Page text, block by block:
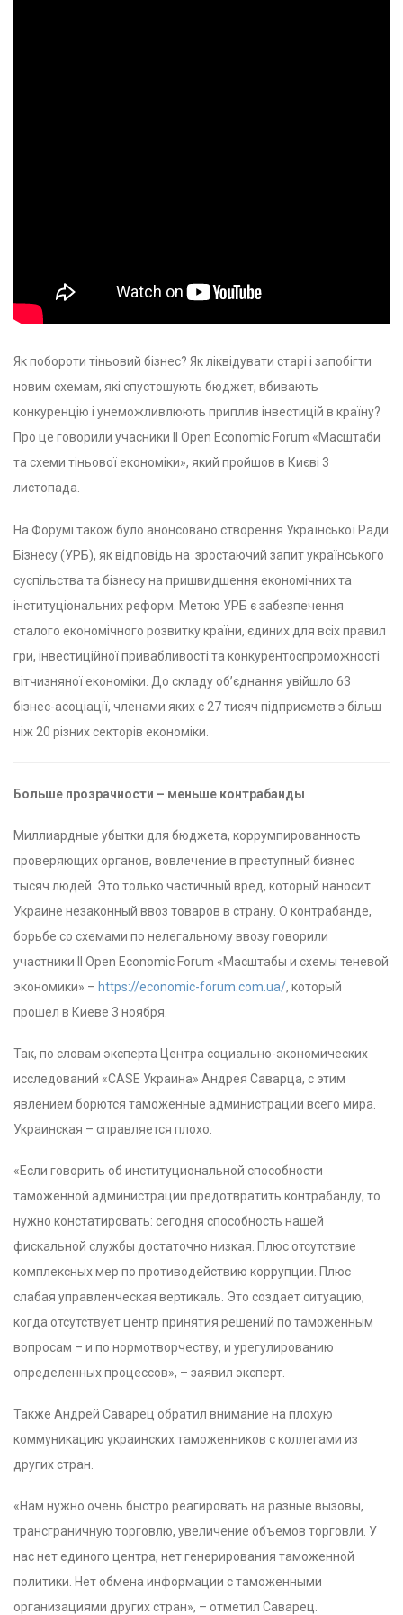
Як побороти тіньовий бізнес? Як ліквідувати старі і запобігти
новим схемам, які спустошують бюджет, вбивають
конкуренцію і унеможливлюють приплив інвестицій в країну?
Про це говорили учасники II Open Economic Forum «Масштаби
та схеми тіньової економіки», який пройшов в Києві 3
листопада.
На Форумі також було анонсовано створення Української Ради
Бізнесу (УРБ), як відповідь на зростаючий запит українського
суспільства та бізнесу на пришвидшення економічних та
інституціональних реформ. Метою УРБ є забезпечення
сталого економічного розвитку країни, єдиних для всіх правил
гри, інвестиційної привабливості та конкурентоспроможності
вітчизняної економіки. До складу об’єднання увійшло 63
бізнес-асоціації, членами яких є 27 тисяч підприємств з більш
ніж 20 різних секторів економіки.
Больше прозрачности – меньше контрабанды
Миллиардные убытки для бюджета, коррумпированность
проверяющих органов, вовлечение в преступный бизнес
тысяч людей. Это только частичный вред, который наносит
Украине незаконный ввоз товаров в страну. О контрабанде,
борьбе со схемами по нелегальному ввозу говорили
участники II Open Economic Forum «Масштабы и схемы теневой
экономики» – https://economic-forum.com.ua/, который
прошел в Киеве 3 ноября.
Так, по словам эксперта Центра социально-экономических
исследований «CASE Украина» Андрея Саварца, с этим
явлением борются таможенные администрации всего мира.
Украинская – справляется плохо.
«Если говорить об институциональной способности
таможенной администрации предотвратить контрабанду, то
нужно констатировать: сегодня способность нашей
фискальной службы достаточно низкая. Плюс отсутствие
комплексных мер по противодействию коррупции. Плюс
слабая управленческая вертикаль. Это создает ситуацию,
когда отсутствует центр принятия решений по таможенным
вопросам – и по нормотворчеству, и урегулированию
определенных процессов», – заявил эксперт.
Также Андрей Саварец обратил внимание на плохую
коммуникацию украинских таможенников с коллегами из
других стран.
«Нам нужно очень быстро реагировать на разные вызовы,
трансграничную торговлю, увеличение объемов торговли. У
нас нет единого центра, нет генерирования таможенной
политики. Нет обмена информации с таможенными
организациями других стран», – отметил Саварец.